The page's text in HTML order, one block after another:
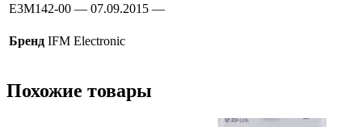
E3M142-00 — 07.09.2015 —
Бренд IFM Electronic
Похожие товары